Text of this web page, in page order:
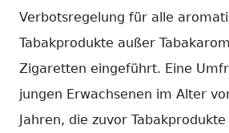
Verbotsregelung für alle
Tabakprodukte außer
Zigaretten eingeführt. Eine
jungen Erwachsenen im Alter
Jahren, die zuvor